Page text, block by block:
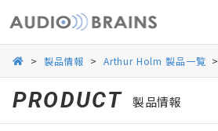
> 製品情報 > Arthur Holm 製品一覧 >
PRODUCT 製品情報